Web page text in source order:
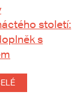
století:
s